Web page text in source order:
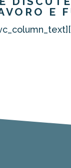
E